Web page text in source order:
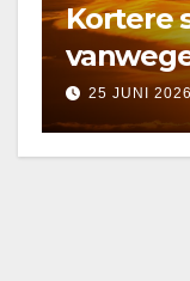
Kortere
25 JUNI 2026